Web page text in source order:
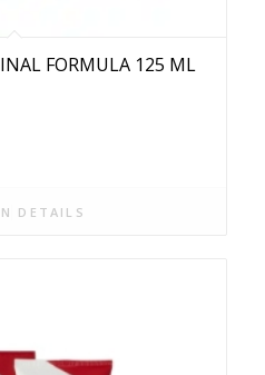
FORMULA 125 ML
DETAILS